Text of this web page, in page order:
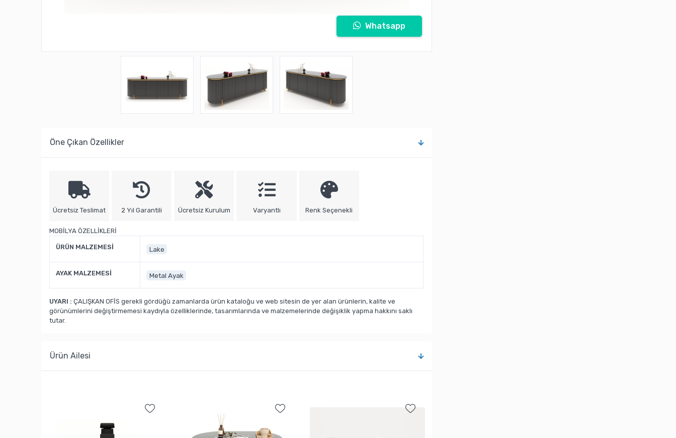
Whatsapp
Öne Çıkan Özellikler
Ücretsiz Teslimat 2 Yıl Garantili Ücretsiz Kurulum Varyantlı Renk Seçenekli
MOBİLYA ÖZELLİKLERİ
ÜRÜN MALZEMESİ Lake
AYAK MALZEMESİ Metal Ayak
UYARI : ÇALIŞKAN OFİS gerekli gördüğü zamanlarda ürün kataloğu ve web sitesin de yer alan ürünlerin, kalite ve
görünümlerini değiştirmemesi kaydıyla özelliklerinde, tasarımlarında ve malzemelerinde değişiklik yapma hakkını saklı
tutar.
Ürün Ailesi